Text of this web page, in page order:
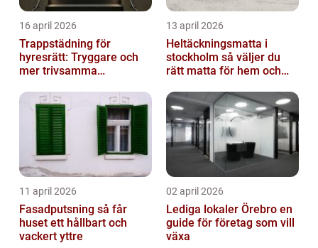
16 april 2026
Trappstädning för
hyresrätt: Tryggare och
mer trivsamma
13 april 2026
Heltäckningsmatta i
stockholm så väljer du
rätt matta för hem och
11 april 2026
Fasadputsning så får
huset ett hållbart och
vackert yttre
02 april 2026
Lediga lokaler Örebro en
guide för företag som vill
växa